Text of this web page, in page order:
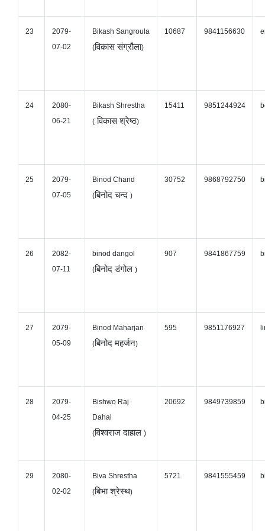
23
2079-
07-02
Bikash Sangroula
(विकास संग्रौला)
10687 9841156630
24
2080-
06-21
Bikash Shrestha
( विकास श्रेष्ठ)
15411 9851244924
25
2079-
07-05
Binod Chand
(बिनोद चन्द )
30752 9868792750
26
2082-
07-11
binod dangol
(बिनोद डंगोल )
907 9841867759
27
2079-
05-09
Binod Maharjan
(बिनोद महर्जन)
595 9851176927
28
2079-
04-25
Bishwo Raj
Dahal
(विश्वराज दाहाल )
20692 9849739859
29
2080-
02-02
Biva Shrestha
(बिभा श्रेस्थ)
5721 9841555459